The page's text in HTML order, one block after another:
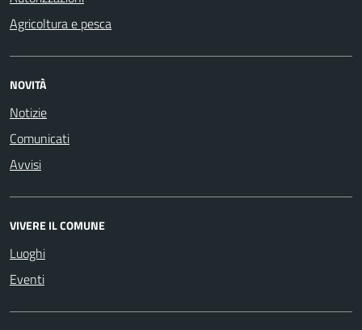
Agricoltura e pesca
NOVITÀ
Notizie
Comunicati
Avvisi
VIVERE IL COMUNE
Luoghi
Eventi